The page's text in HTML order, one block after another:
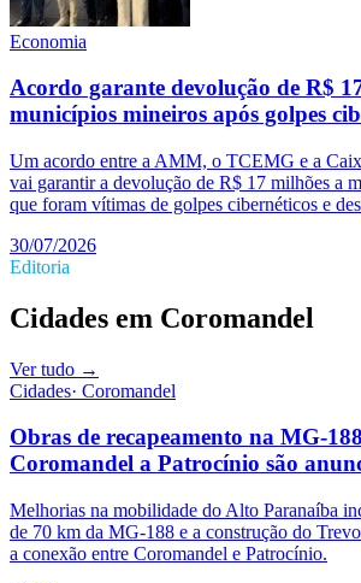
Economia
Acordo garante devolução de R$
municípios mineiros após golpes
Um acordo entre a AMM, o TCEMG e a
vai garantir a devolução de R$ 17 milhões a
que foram vítimas de golpes cibernéticos e
30/07/2026
Editoria
Cidades em Coromandel
Ver tudo →
Cidades· Coromandel
Obras de recapeamento na MG-
Coromandel a Patrocínio são
Melhorias na mobilidade do Alto Paranaíba
de 70 km da MG-188 e a construção do
a conexão entre Coromandel e Patrocínio.